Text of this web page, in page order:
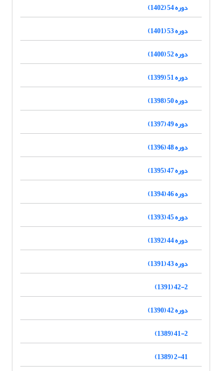
دوره 54 (1402)
دوره 53 (1401)
دوره 52 (1400)
دوره 51 (1399)
دوره 50 (1398)
دوره 49 (1397)
دوره 48 (1396)
دوره 47 (1395)
دوره 46 (1394)
دوره 45 (1393)
دوره 44 (1392)
دوره 43 (1391)
42-2 (1391)
دوره 42 (1390)
41-2 (1389)
2-41 (1389)